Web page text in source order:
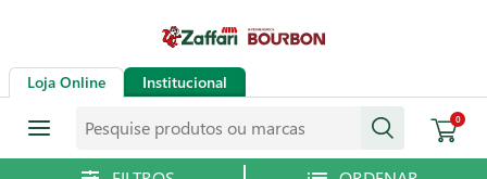
Loja Online Institucional
0